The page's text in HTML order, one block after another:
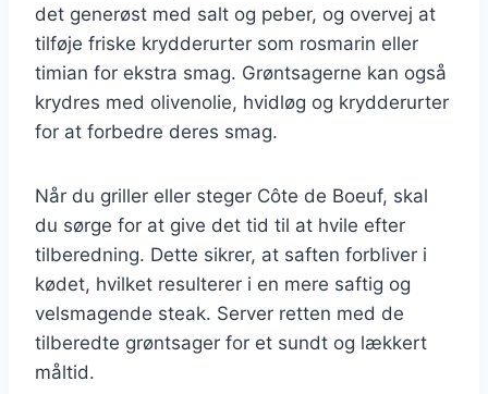
det generøst med salt og peber, og overvej at
tilføje friske krydderurter som rosmarin eller
timian for ekstra smag. Grøntsagerne kan også
krydres med olivenolie, hvidløg og krydderurter
for at forbedre deres smag.
Når du griller eller steger Côte de Boeuf, skal
du sørge for at give det tid til at hvile efter
tilberedning. Dette sikrer, at saften forbliver i
kødet, hvilket resulterer i en mere saftig og
velsmagende steak. Server retten med de
tilberedte grøntsager for et sundt og lækkert
måltid.